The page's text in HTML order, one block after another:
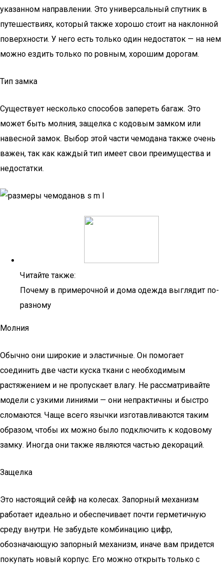
указанном направлении. Это универсальный спутник в
путешествиях, который также хорошо стоит на наклонной
поверхности. У него есть только один недостаток — на нем
можно ездить только по ровным, хорошим дорогам.
Тип замка
Существует несколько способов запереть багаж. Это
может быть молния, защелка с кодовым замком или
навесной замок. Выбор этой части чемодана также очень
важен, так как каждый тип имеет свои преимущества и
недостатки.
Читайте также:
Почему в примерочной и дома одежда выглядит по-
разному
Молния
Обычно они широкие и эластичные. Он помогает
соединить две части куска ткани с необходимым
растяжением и не пропускает влагу. Не рассматривайте
модели с узкими линиями — они непрактичны и быстро
сломаются. Чаще всего язычки изготавливаются таким
образом, чтобы их можно было подключить к кодовому
замку. Иногда они также являются частью декораций.
Защелка
Это настоящий сейф на колесах. Запорный механизм
работает идеально и обеспечивает почти герметичную
среду внутри. Не забудьте комбинацию цифр,
обозначающую запорный механизм, иначе вам придется
покупать новый корпус. Его можно открыть только с